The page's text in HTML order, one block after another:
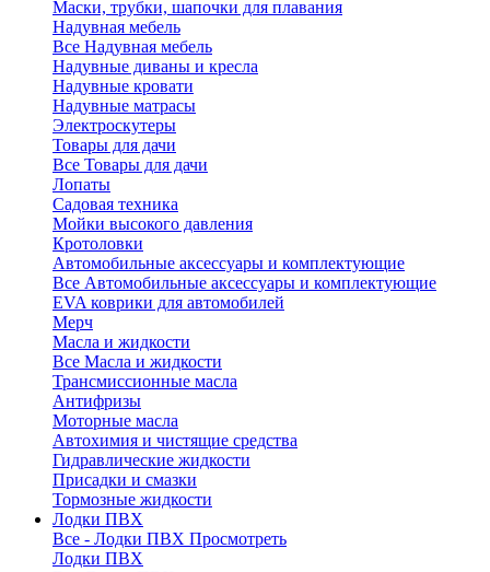
Маски, трубки, шапочки для плавания
Надувная мебель
Все Надувная мебель
Надувные диваны и кресла
Надувные кровати
Надувные матрасы
Электроскутеры
Товары для дачи
Все Товары для дачи
Лопаты
Садовая техника
Мойки высокого давления
Кротоловки
Автомобильные аксессуары и комплектующие
Все Автомобильные аксессуары и комплектующие
EVA коврики для автомобилей
Мерч
Масла и жидкости
Все Масла и жидкости
Трансмиссионные масла
Антифризы
Моторные масла
Автохимия и чистящие средства
Гидравлические жидкости
Присадки и смазки
Тормозные жидкости
Лодки ПВХ
Все - Лодки ПВХ Просмотреть
Лодки ПВХ